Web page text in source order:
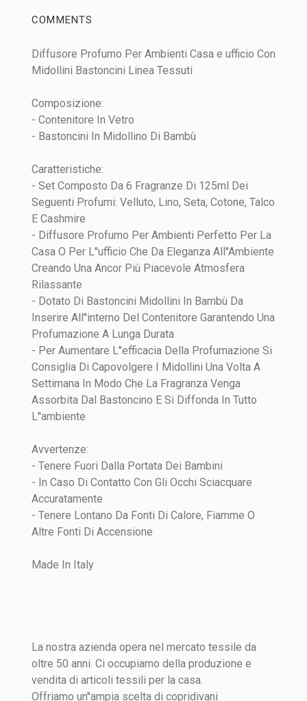
COMMENTS
Diffusore Profumo Per Ambienti Casa e ufficio Con
Midollini Bastoncini Linea Tessuti
Composizione:
- Contenitore In Vetro
- Bastoncini In Midollino Di Bambù
Caratteristiche:
- Set Composto Da 6 Fragranze Di 125ml Dei
Seguenti Profumi: Velluto, Lino, Seta, Cotone, Talco
E Cashmire
- Diffusore Profumo Per Ambienti Perfetto Per La
Casa O Per L''ufficio Che Da Eleganza All''Ambiente
Creando Una Ancor Più Piacevole Atmosfera
Rilassante
- Dotato Di Bastoncini Midollini In Bambù Da
Inserire All''interno Del Contenitore Garantendo Una
Profumazione A Lunga Durata
- Per Aumentare L''efficacia Della Profumazione Si
Consiglia Di Capovolgere I Midollini Una Volta A
Settimana In Modo Che La Fragranza Venga
Assorbita Dal Bastoncino E Si Diffonda In Tutto
L''ambiente
Avvertenze:
- Tenere Fuori Dalla Portata Dei Bambini
- In Caso Di Contatto Con Gli Occhi Sciacquare
Accuratamente
- Tenere Lontano Da Fonti Di Calore, Fiamme O
Altre Fonti Di Accensione
Made In Italy
La nostra azienda opera nel mercato tessile da
oltre 50 anni. Ci occupiamo della produzione e
vendita di articoli tessili per la casa.
Offriamo un''ampia scelta di copridivani
Ambiente
Motivo Tinta unita
No customer reviews for the moment.
Quality